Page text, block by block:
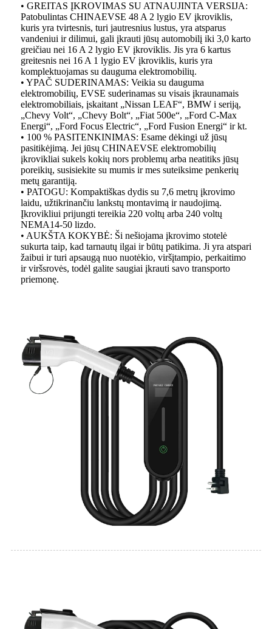
• GREITAS ĮKROVIMAS SU ATNAUJINTA VERSIJA:
Patobulintas CHINAEVSE 48 A 2 lygio EV įkroviklis,
kuris yra tvirtesnis, turi jautresnius lustus, yra atsparus
vandeniui ir dilimui, gali įkrauti jūsų automobilį iki 3,0 karto
greičiau nei 16 A 2 lygio EV įkroviklis. Jis yra 6 kartus
greitesnis nei 16 A 1 lygio EV įkroviklis, kuris yra
komplektuojamas su dauguma elektromobilių.
• YPAČ SUDERINAMAS: Veikia su dauguma
elektromobilių, EVSE suderinamas su visais įkraunamais
elektromobiliais, įskaitant „Nissan LEAF“, BMW i seriją,
„Chevy Volt“, „Chevy Bolt“, „Fiat 500e“, „Ford C-Max
Energi“, „Ford Focus Electric“, „Ford Fusion Energi“ ir kt.
• 100 % PASITENKINIMAS: Esame dėkingi už jūsų
pasitikėjimą. Jei jūsų CHINAEVSE elektromobilių
įkrovikliai sukels kokių nors problemų arba neatitiks jūsų
poreikių, susisiekite su mumis ir mes suteiksime penkerių
metų garantiją.
• PATOGU: Kompaktiškas dydis su 7,6 metrų įkrovimo
laidu, užtikrinančiu lankstų montavimą ir naudojimą.
Įkrovikliui prijungti tereikia 220 voltų arba 240 voltų
NEMA14-50 lizdo.
• AUKŠTA KOKYBĖ: Ši nešiojama įkrovimo stotelė
sukurta taip, kad tarnautų ilgai ir būtų patikima. Ji yra atspari
žaibui ir turi apsaugą nuo nuotėkio, viršįtampio, perkaitimo
ir viršsrovės, todėl galite saugiai įkrauti savo transporto
priemonę.